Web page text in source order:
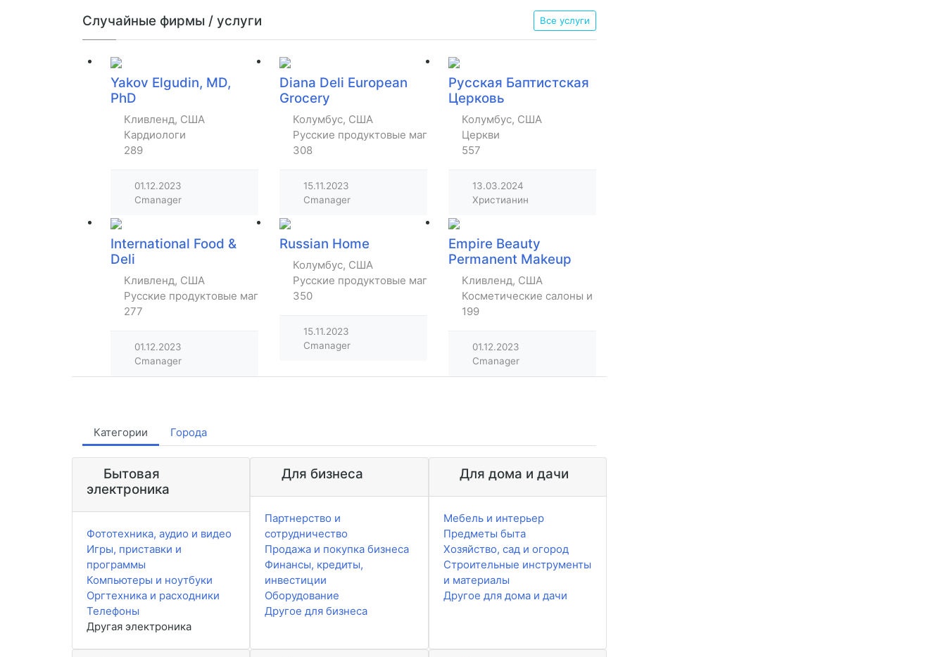
Случайные фирмы / услуги Все услуги
Yakov Elgudin, MD,
PhD
Кливленд, США
Кардиологи
289
01.12.2023
Cmanager
Diana Deli European
Grocery
Колумбус, США
Русские продуктовые магазины
308
15.11.2023
Cmanager
Русская Баптистская
Церковь
Колумбус, США
Церкви
557
13.03.2024
Христианин
International Food &
Deli
Кливленд, США
Русские продуктовые магазины
277
01.12.2023
Cmanager
Russian Home
Колумбус, США
Русские продуктовые магазины
350
15.11.2023
Cmanager
Empire Beauty
Permanent Makeup
Кливленд, США
Косметические салоны и парикмахерские
199
01.12.2023
Cmanager
Категории Города
Бытовая
электроника
Фототехника, аудио и видео
Игры, приставки и
программы
Компьютеры и ноутбуки
Оргтехника и расходники
Телефоны
Другая электроника
Для бизнеса
Партнерство и
сотрудничество
Продажа и покупка бизнеса
Финансы, кредиты,
инвестиции
Оборудование
Другое для бизнеса
Для дома и дачи
Мебель и интерьер
Предметы быта
Хозяйство, сад и огород
Строительные инструменты
и материалы
Другое для дома и дачи